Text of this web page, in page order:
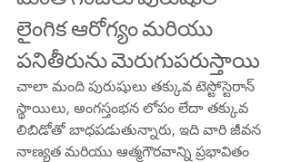
లైంగిక ఆరోగ్యం మరియు
పనితీరును మెరుగుపరుస్తాయి
చాలా మంది పురుషులు తక్కువ టెస్టోస్టెరాన్
స్థాయిలు, అంగస్తంభన లోపం లేదా తక్కువ
లిబిడోతో బాధపడుతున్నారు, ఇది వారి జీవన
నాణ్యత మరియు ఆత్మగౌరవాన్ని ప్రభావితం